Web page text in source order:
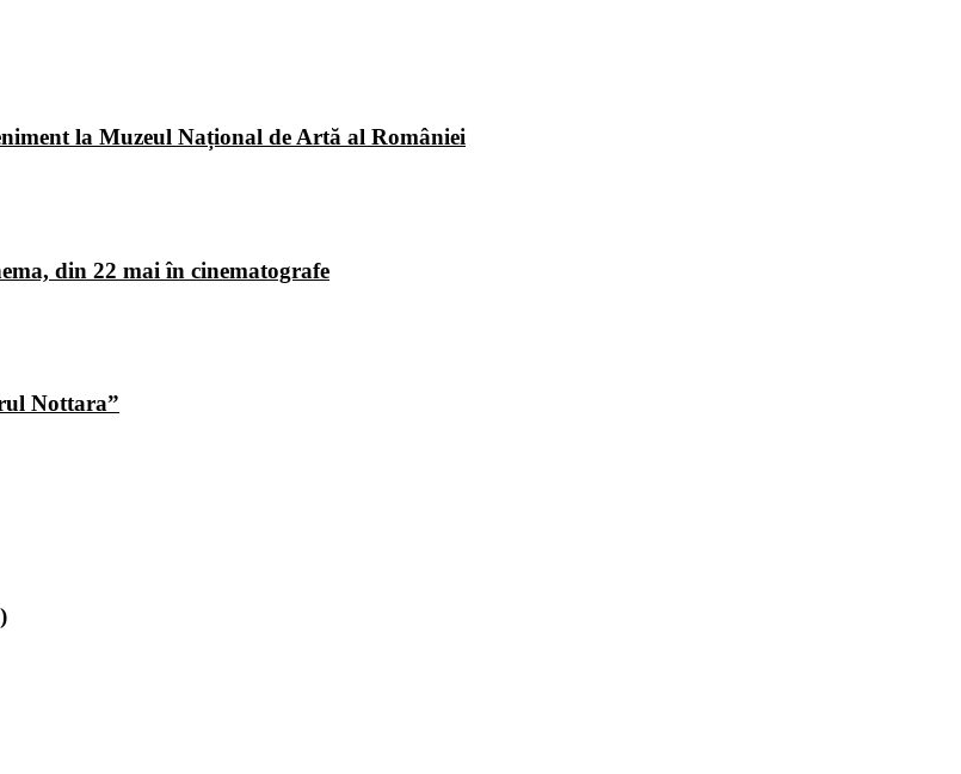
la Muzeul Național de Artă al României
din 22 mai în cinematografe
Nottara”